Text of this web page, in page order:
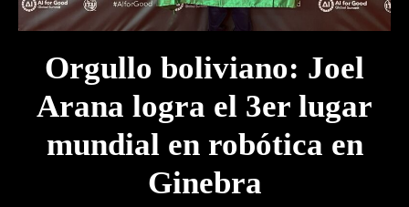
Orgullo boliviano: Joel
Arana logra el 3er lugar
mundial en robótica en
Ginebra